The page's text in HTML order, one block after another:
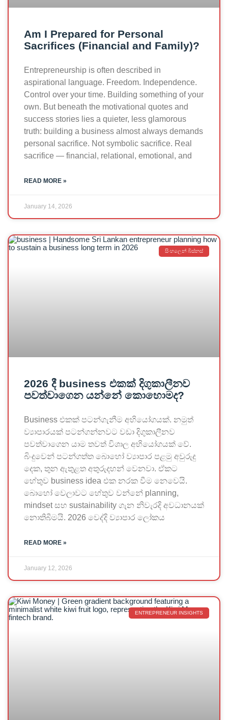
Am I Prepared for Personal
Sacrifices (Financial and Family)?
Entrepreneurship is often described in
aspirational language. Freedom. Independence.
Control over your time. Building something of your
own. But beneath the motivational quotes and
success stories lies a quieter, less glamorous
truth: building a business almost always demands
personal sacrifice. Not symbolic sacrifice. Real
sacrifice — financial, relational, emotional, and
READ MORE »
January 14, 2026
සිංහලෙන් බිස්නස්
2026 දී business එකක් දිගුකාලීනව
පවත්වාගෙන යන්නේ කොහොමද?
Business එකක් පටන්ගැනීම අභියෝගයක්. නමුත්
ව්‍යාපාරයක් පටන්ගන්නවට වඩා දිගුකාලීනව
පවත්වාගෙන යාම තවත් විශාල අභියෝගයක් වේ.
බිංදුවෙන් පටන්ගත්ත බොහෝ ව්‍යාපාර පළමු අවුරුදු
දෙක, තුන ඇතුළත අතුරුදහන් වෙනවා. ඒකට
හේතුව business idea එක නරක වීම නෙවෙයි.
බොහෝ වෙලාවට හේතුව වන්නේ planning,
mindset සහ sustainability ගැන නිවැරදි අවධානයක්
නොතිබීමයි. 2026 වෙද්දි ව්‍යාපාර ලෝකය
READ MORE »
January 12, 2026
ENTREPRENEUR INSIGHTS